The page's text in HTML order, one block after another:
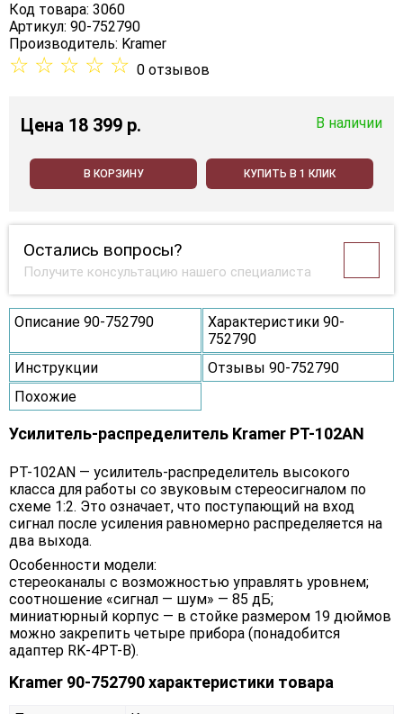
Код товара: 3060
Артикул: 90-752790
Производитель: Kramer
☆ ☆ ☆ ☆ ☆ 0 отзывов
Цена 18 399 p. В наличии
В КОРЗИНУ КУПИТЬ В 1 КЛИК
Остались вопросы?
Получите консультацию нашего специалиста
Описание 90-752790
Характеристики 90-
752790
Инструкции
Отзывы 90-752790
Похожие
Усилитель-распределитель Kramer PT-102AN
PT-102AN — усилитель-распределитель высокого
класса для работы со звуковым стереосигналом по
схеме 1:2. Это означает, что поступающий на вход
сигнал после усиления равномерно распределяется на
два выхода.
Особенности модели:
стереоканалы с возможностью управлять уровнем;
соотношение «сигнал — шум» — 85 дБ;
миниатюрный корпус — в стойке размером 19 дюймов
можно закрепить четыре прибора (понадобится
адаптер RK-4PT-B).
Kramer 90-752790 характеристики товара